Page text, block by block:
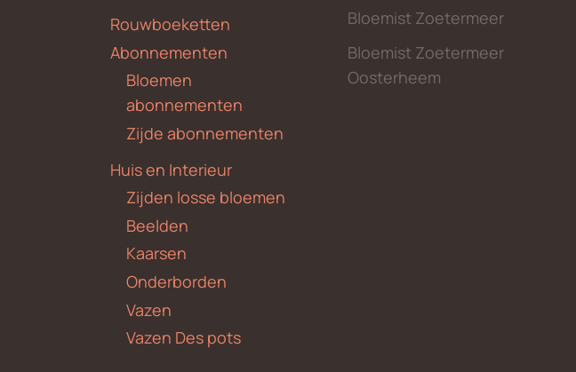
Rouwboeketten
Abonnementen
Bloemen
abonnementen
Zijde abonnementen
Huis en Interieur
Zijden losse bloemen
Beelden
Kaarsen
Onderborden
Vazen
Vazen Des pots
Bloemist Zoetermeer
Bloemist Zoetermeer
Oosterheem